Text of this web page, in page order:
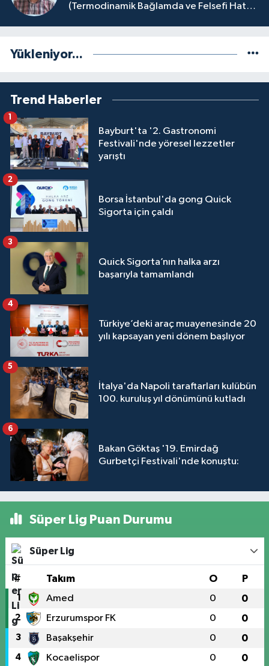
(Termodinamik Bağlamda ve Felsefi Hatta
Yükleniyor...
Trend Haberler
Bayburt'ta '2. Gastronomi
Festivali'nde yöresel lezzetler
yarıştı
1
Borsa İstanbul'da gong Quick
Sigorta için çaldı
2
Quick Sigorta’nın halka arzı
başarıyla tamamlandı
3
Türkiye’deki araç muayenesinde 20
yılı kapsayan yeni dönem başlıyor
4
İtalya'da Napoli taraftarları kulübün
100. kuruluş yıl dönümünü kutladı
5
Bakan Göktaş '19. Emirdağ
Gurbetçi Festivali'nde konuştu:
6
Süper Lig Puan Durumu
Süper Lig
# Takım O P
1 Amed 0 0
2 Erzurumspor FK 0 0
3 Başakşehir 0 0
4 Kocaelispor 0 0